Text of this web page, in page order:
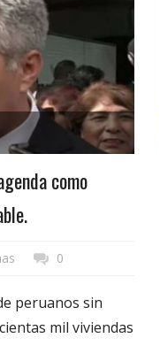
como
0
peruanos sin
mil viviendas